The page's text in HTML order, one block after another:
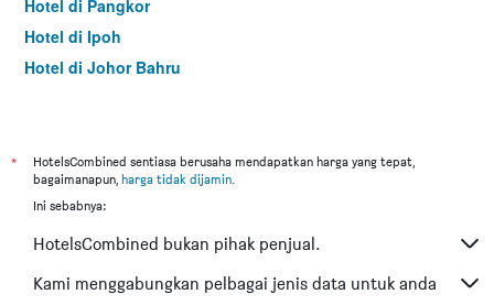
Hotel di Pangkor
Hotel di Ipoh
Hotel di Johor Bahru
Hotel di Kuching
Hotel di Tokyo
Hotel di Bangkok
Hotel di Putrajaya
*
HotelsCombined sentiasa berusaha mendapatkan harga yang tepat,
bagaimanapun, harga tidak dijamin.
Ini sebabnya:
HotelsCombined bukan pihak penjual.
Kami menggabungkan pelbagai jenis data untuk anda